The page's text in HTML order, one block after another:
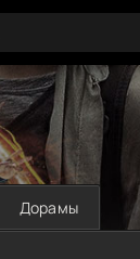
Дорамы